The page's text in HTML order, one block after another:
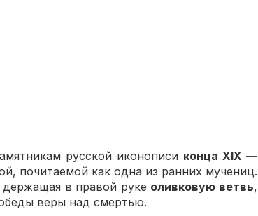
русской иконописи конца XIX —
почитаемой как одна из ранних мучениц.
держащая в правой руке оливковую ветвь,
веры над смертью.